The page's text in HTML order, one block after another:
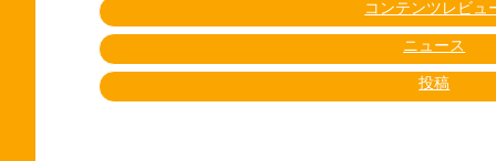
コンテンツレビュ
ニュース
投稿